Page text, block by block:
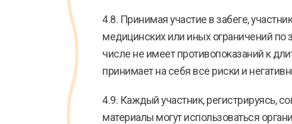
4.8. Принимая участие в забеге,
медицинских или иных ограничений по
числе не имеет противопоказаний к
принимает на себя все риски и
4.9. Каждый участник, регистрируясь,
материалы могут использоваться